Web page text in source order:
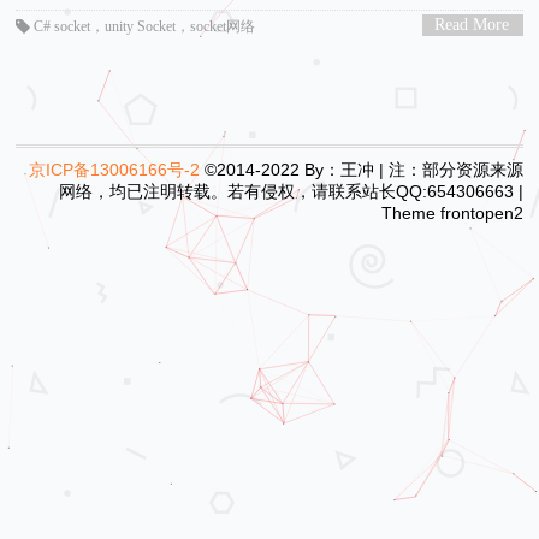
Read More
C# socket ，unity Socket，socket网络
京ICP备13006166号-2 ©2014-2022 By：王冲 | 注：部分资源来源
网络，均已注明转载。若有侵权，请联系站长QQ:654306663 |
Theme frontopen2